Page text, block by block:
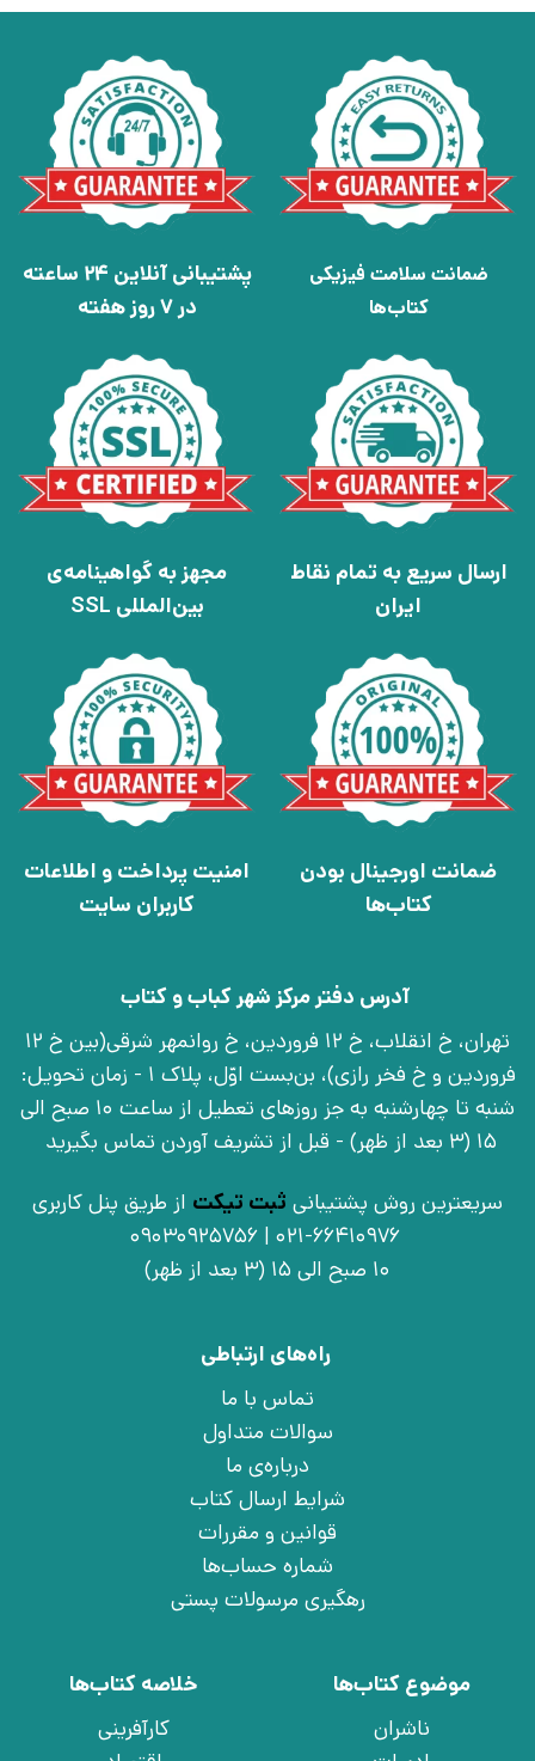
ضمانت سلامت فیزیکی
کتاب‌ها
پشتیبانی آنلاین 24 ساعته
در 7 روز هفته
ارسال سریع به تمام نقاط
ایران
مجهز به گواهینامه‌ی
بین‌المللی SSL
ضمانت اورجینال بودن
کتاب‌ها
امنیت پرداخت و اطلاعات
کاربران سایت
آدرس دفتر مرکز شهر کباب و کتاب
تهران، خ انقلاب، خ 12 فروردین، خ روانمهر شرقی(بین خ 12
فروردین و خ فخر رازی)، بن‌بست اوّل، پلاک 1 - زمان تحویل:
شنبه تا چهارشنبه به جز روزهای تعطیل از ساعت 10 صبح الی
15 (3 بعد از ظهر) - قبل از تشریف آوردن تماس بگیرید
سریعترین روش پشتیبانی ثبت تیکت از طریق پنل کاربری
021-66410976 | 09030925756
10 صبح الی 15 (3 بعد از ظهر)
راه‌های ارتباطی
تماس با ما
سوالات متداول
درباره‌ی ما
شرایط ارسال کتاب
قوانین و مقررات
شماره حساب‌ها
رهگیری مرسولات پستی
موضوع کتاب‌ها
ناشران
خلاصه کتاب‌ها
کارآفرینی